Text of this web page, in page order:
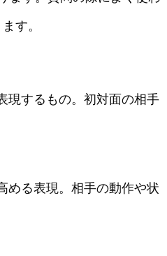
す。
現するもの。初対面の相手
める表現。相手の動作や状